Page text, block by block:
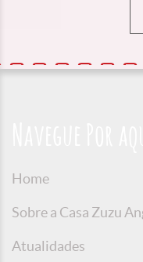
Home
Sobre a Casa Zuzu
Atualidades